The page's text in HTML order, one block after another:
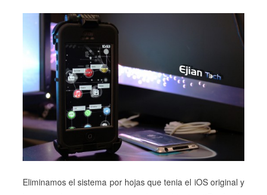
Eliminamos el sistema por hojas que tenia el iOS original y